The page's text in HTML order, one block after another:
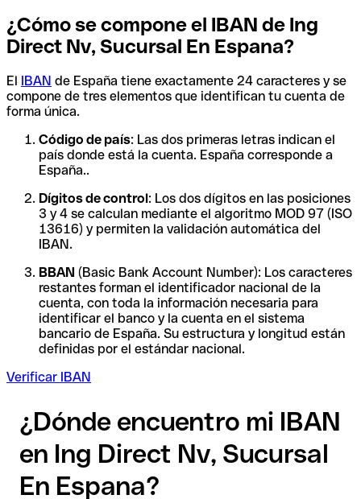
¿Cómo se compone el IBAN de Ing
Direct Nv, Sucursal En Espana?
El IBAN de España tiene exactamente 24 caracteres y se
compone de tres elementos que identifican tu cuenta de
forma única.
Código de país: Las dos primeras letras indican el
país donde está la cuenta. España corresponde a
España..
Dígitos de control: Los dos dígitos en las posiciones
3 y 4 se calculan mediante el algoritmo MOD 97 (ISO
13616) y permiten la validación automática del
IBAN.
BBAN (Basic Bank Account Number): Los caracteres
restantes forman el identificador nacional de la
cuenta, con toda la información necesaria para
identificar el banco y la cuenta en el sistema
bancario de España. Su estructura y longitud están
definidas por el estándar nacional.
Verificar IBAN
¿Dónde encuentro mi IBAN
en Ing Direct Nv, Sucursal
En Espana?